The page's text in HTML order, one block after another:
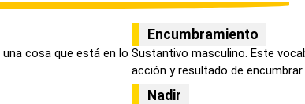
cosa que está en lo
Encumbramiento
Sustantivo masculino. Este
acción y resultado de
Nadir